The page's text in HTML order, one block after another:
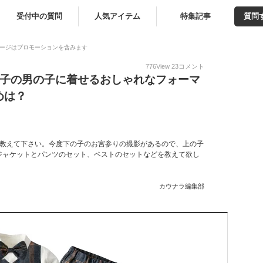
受付中の質問 人気アイテム 特集記事 質問
ジはプロモーションを含みます
776View 23コメント
の男の子に着せるおしゃれなフォーマ
？
えて下さい。今度下の子のお宮参りの撮影があるので、上の子
ケットとパンツのセット、ベストのセットなどを教えて欲し
カウナラ編集部